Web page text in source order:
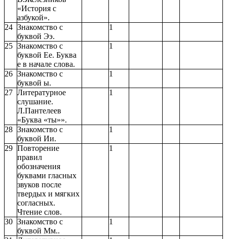
«История с
азбукой».
24 Знакомство с
буквой Ээ.
1
25 Знакомство с
буквой Ее. Буква
е в начале слова.
1
26 Знакомство с
буквой ы.
1
27 Литературное
слушание.
Л.Пантелеев
«Буква «ты»».
1
28 Знакомство с
буквой Ии.
1
29 Повторение
правил
обозначения
буквами гласных
звуков после
твердых и мягких
согласных.
Чтение слов.
1
30 Знакомство с
буквой Мм..
1